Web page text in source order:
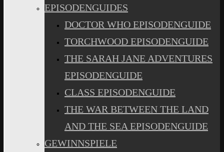
EPISODENGUIDES
DOCTOR WHO EPISODENGUIDE
TORCHWOOD EPISODENGUIDE
THE SARAH JANE ADVENTURES
EPISODENGUIDE
CLASS EPISODENGUIDE
THE WAR BETWEEN THE LAND
AND THE SEA EPISODENGUIDE
GEWINNSPIELE